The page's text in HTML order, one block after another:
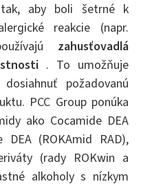
tak, aby boli šetrné k
reakcie (napr.
zahusťovadlá
. To umožňuje
požadovanú
PCC Group ponúka
ako Cocamide DEA
(ROKAmid RAD),
(rady ROKwin a
alkoholy s nízkym